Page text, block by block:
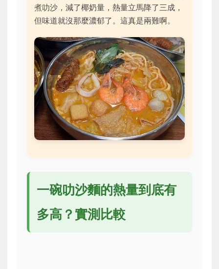
煮叻沙，減了椰奶量，熱量立馬降了三成，
但味道就沒那麼濃郁了。這真是兩難啊。
一碗叻沙麵的熱量到底有
多高？實測比較